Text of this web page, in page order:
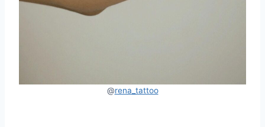
@rena_tattoo